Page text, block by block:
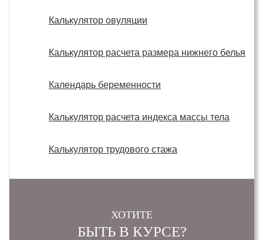
Калькулятор овуляции
Калькулятор расчета размера нижнего белья
Календарь беременности
Калькулятор расчета индекса массы тела
Калькулятор трудового стажа
ХОТИТЕ
БЫТЬ В КУРСЕ?